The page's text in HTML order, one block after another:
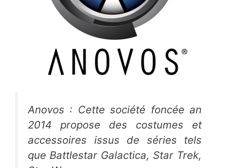
Anovos : Cette société foncée an
2014 propose des costumes et
accessoires issus de séries tels
que Battlestar Galactica, Star Trek,